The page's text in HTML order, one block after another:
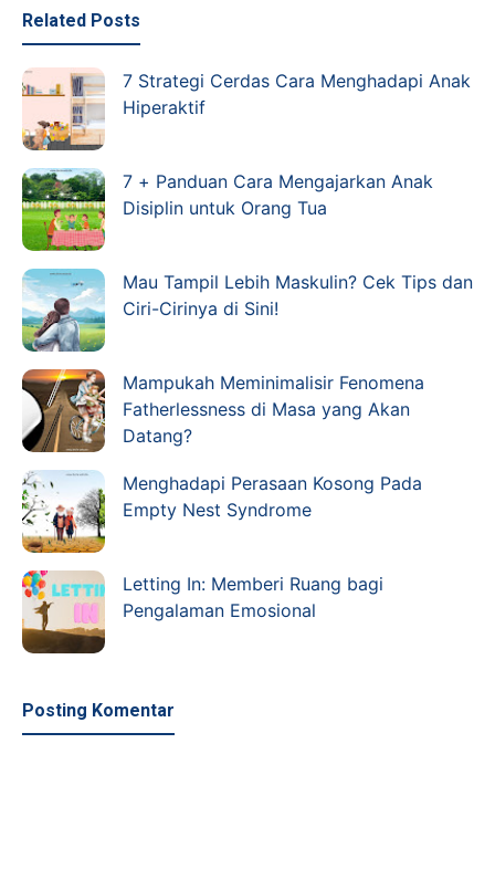
Related Posts
7 Strategi Cerdas Cara Menghadapi Anak
Hiperaktif
7 + Panduan Cara Mengajarkan Anak
Disiplin untuk Orang Tua
Mau Tampil Lebih Maskulin? Cek Tips dan
Ciri-Cirinya di Sini!
Mampukah Meminimalisir Fenomena
Fatherlessness di Masa yang Akan
Datang?
Menghadapi Perasaan Kosong Pada
Empty Nest Syndrome
Letting In: Memberi Ruang bagi
Pengalaman Emosional
Posting Komentar